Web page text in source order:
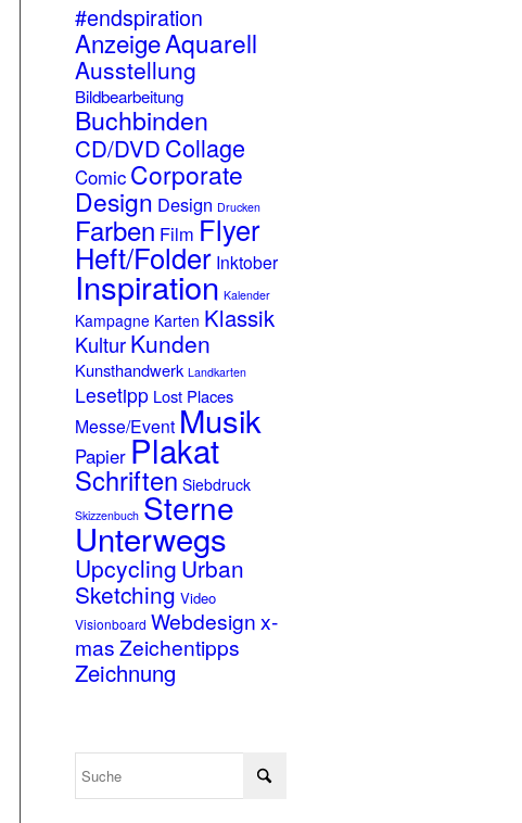
#endspiration
AnzeigeAquarell
Ausstellung
Bildbearbeitung
Buchbinden
CD/DVD Collage
Comic Corporate
Design Design Drucken
Farben Film Flyer
Heft/Folder Inktober
Inspiration Kalender
Kampagne Karten Klassik
KulturKunden
Kunsthandwerk Landkarten
Lesetipp Lost Places
Messe/Event Musik
Papier Plakat
Schriften Siebdruck
Skizzenbuch Sterne
Unterwegs
Upcycling Urban
Sketching Video
Visionboard Webdesignx-
masZeichentipps
Zeichnung